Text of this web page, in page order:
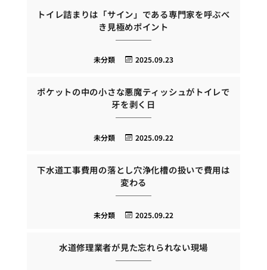
トイレ詰まりは「サイン」である専門家を呼ぶべ
き見極めポイント
2025.09.23
未分類
ポケットの中の小さな悪魔ティッシュがトイレで
牙を剥く日
2025.09.22
未分類
下水道工事費用の落とし穴浄化槽の扱いで費用は
変わる
2025.09.22
未分類
水道修理業者が見た忘れられない現場